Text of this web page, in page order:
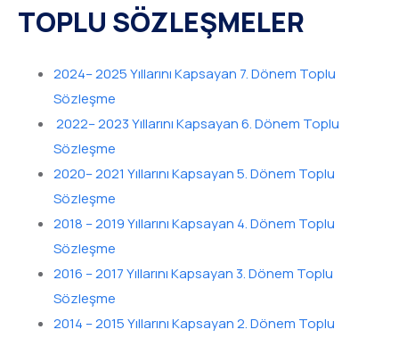
TOPLU SÖZLEŞMELER
2024– 2025 Yıllarını Kapsayan 7. Dönem Toplu
Sözleşme
2022– 2023 Yıllarını Kapsayan 6. Dönem Toplu
Sözleşme
2020– 2021 Yıllarını Kapsayan 5. Dönem Toplu
Sözleşme
2018 – 2019 Yıllarını Kapsayan 4. Dönem Toplu
Sözleşme
2016 – 2017 Yıllarını Kapsayan 3. Dönem Toplu
Sözleşme
2014 – 2015 Yıllarını Kapsayan 2. Dönem Toplu